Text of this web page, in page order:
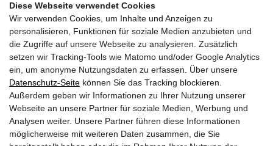
Diese Webseite verwendet Cookies
Wir verwenden Cookies, um Inhalte und Anzeigen zu
personalisieren, Funktionen für soziale Medien anzubieten und
die Zugriffe auf unsere Webseite zu analysieren. Zusätzlich
setzen wir Tracking-Tools wie Matomo und/oder Google Analytics
ein, um anonyme Nutzungsdaten zu erfassen. Über unsere
Datenschutz-Seite können Sie das Tracking blockieren.
Außerdem geben wir Informationen zu Ihrer Nutzung unserer
Webseite an unsere Partner für soziale Medien, Werbung und
Analysen weiter. Unsere Partner führen diese Informationen
möglicherweise mit weiteren Daten zusammen, die Sie
GEMEINDEN
AKTUELLES
PARTNER
LINKS
SITEMAP